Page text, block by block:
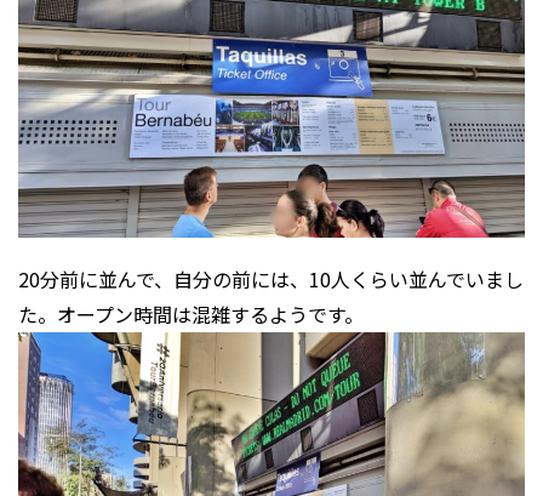
20分前に並んで、自分の前には、10人くらい並んでいまし
た。オープン時間は混雑するようです。